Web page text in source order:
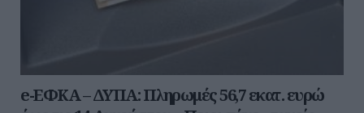
e-ΕΦΚΑ – ΔΥΠΑ: Πληρωμές 56,7 εκατ. ευρώ